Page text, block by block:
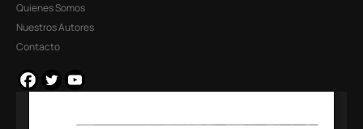
Quienes Somos
Nuestros Autores
Contacto